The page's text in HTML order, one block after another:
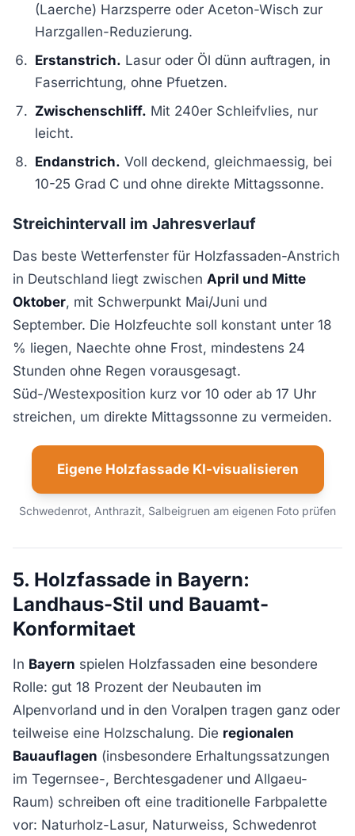
(Laerche) Harzsperre oder Aceton-Wisch zur
Harzgallen-Reduzierung.
Erstanstrich. Lasur oder Öl dünn auftragen, in
Faserrichtung, ohne Pfuetzen.
Zwischenschliff. Mit 240er Schleifvlies, nur
leicht.
Endanstrich. Voll deckend, gleichmaessig, bei
10-25 Grad C und ohne direkte Mittagssonne.
Streichintervall im Jahresverlauf
Das beste Wetterfenster für Holzfassaden-Anstrich
in Deutschland liegt zwischen April und Mitte
Oktober, mit Schwerpunkt Mai/Juni und
September. Die Holzfeuchte soll konstant unter 18
% liegen, Naechte ohne Frost, mindestens 24
Stunden ohne Regen vorausgesagt.
Süd-/Westexposition kurz vor 10 oder ab 17 Uhr
streichen, um direkte Mittagssonne zu vermeiden.
Eigene Holzfassade KI-visualisieren
Schwedenrot, Anthrazit, Salbeigruen am eigenen Foto prüfen
5. Holzfassade in Bayern:
Landhaus-Stil und Bauamt-
Konformitaet
In Bayern spielen Holzfassaden eine besondere
Rolle: gut 18 Prozent der Neubauten im
Alpenvorland und in den Voralpen tragen ganz oder
teilweise eine Holzschalung. Die regionalen
Bauauflagen (insbesondere Erhaltungssatzungen
im Tegernsee-, Berchtesgadener und Allgaeu-
Raum) schreiben oft eine traditionelle Farbpalette
vor: Naturholz-Lasur, Naturweiss, Schwedenrot